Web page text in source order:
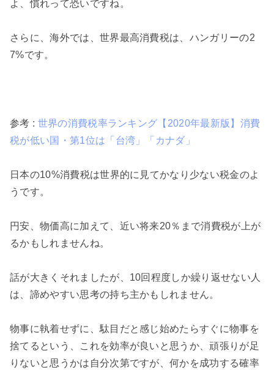
よ、慣れって恐いですね。
さらに、海外では、世界最高消費税は、ハンガリーの2
7%です。
参考 : 世界の消費税率ランキング【2020年最新版】消費
税が低い国・第1位は「台湾」「カナダ」
日本の10%消費税は世界的に見てかなり少ない税金のよ
うです。
円安、物価高に加えて、近い将来20％まで消費税が上が
るかもしれませんね。
話が大きくそれましたが、10回程度しか繰り返せない人
は、諦めやすい思考の持ち主かもしれません。
物事に執着せずに、駄目だと感じ始めたらすぐに物事を
捨てるという、これを効率が良いと思うか、頑張りが足
りないと思うかは自分次第ですが、何かを成功する確率